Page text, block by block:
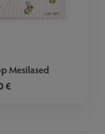
Mesilased
€